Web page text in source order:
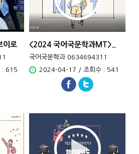
이로
: 615
<2024 국어국문학과MT>..
국어국문학과 0634694311
2024-04-17 / 조회수 : 541